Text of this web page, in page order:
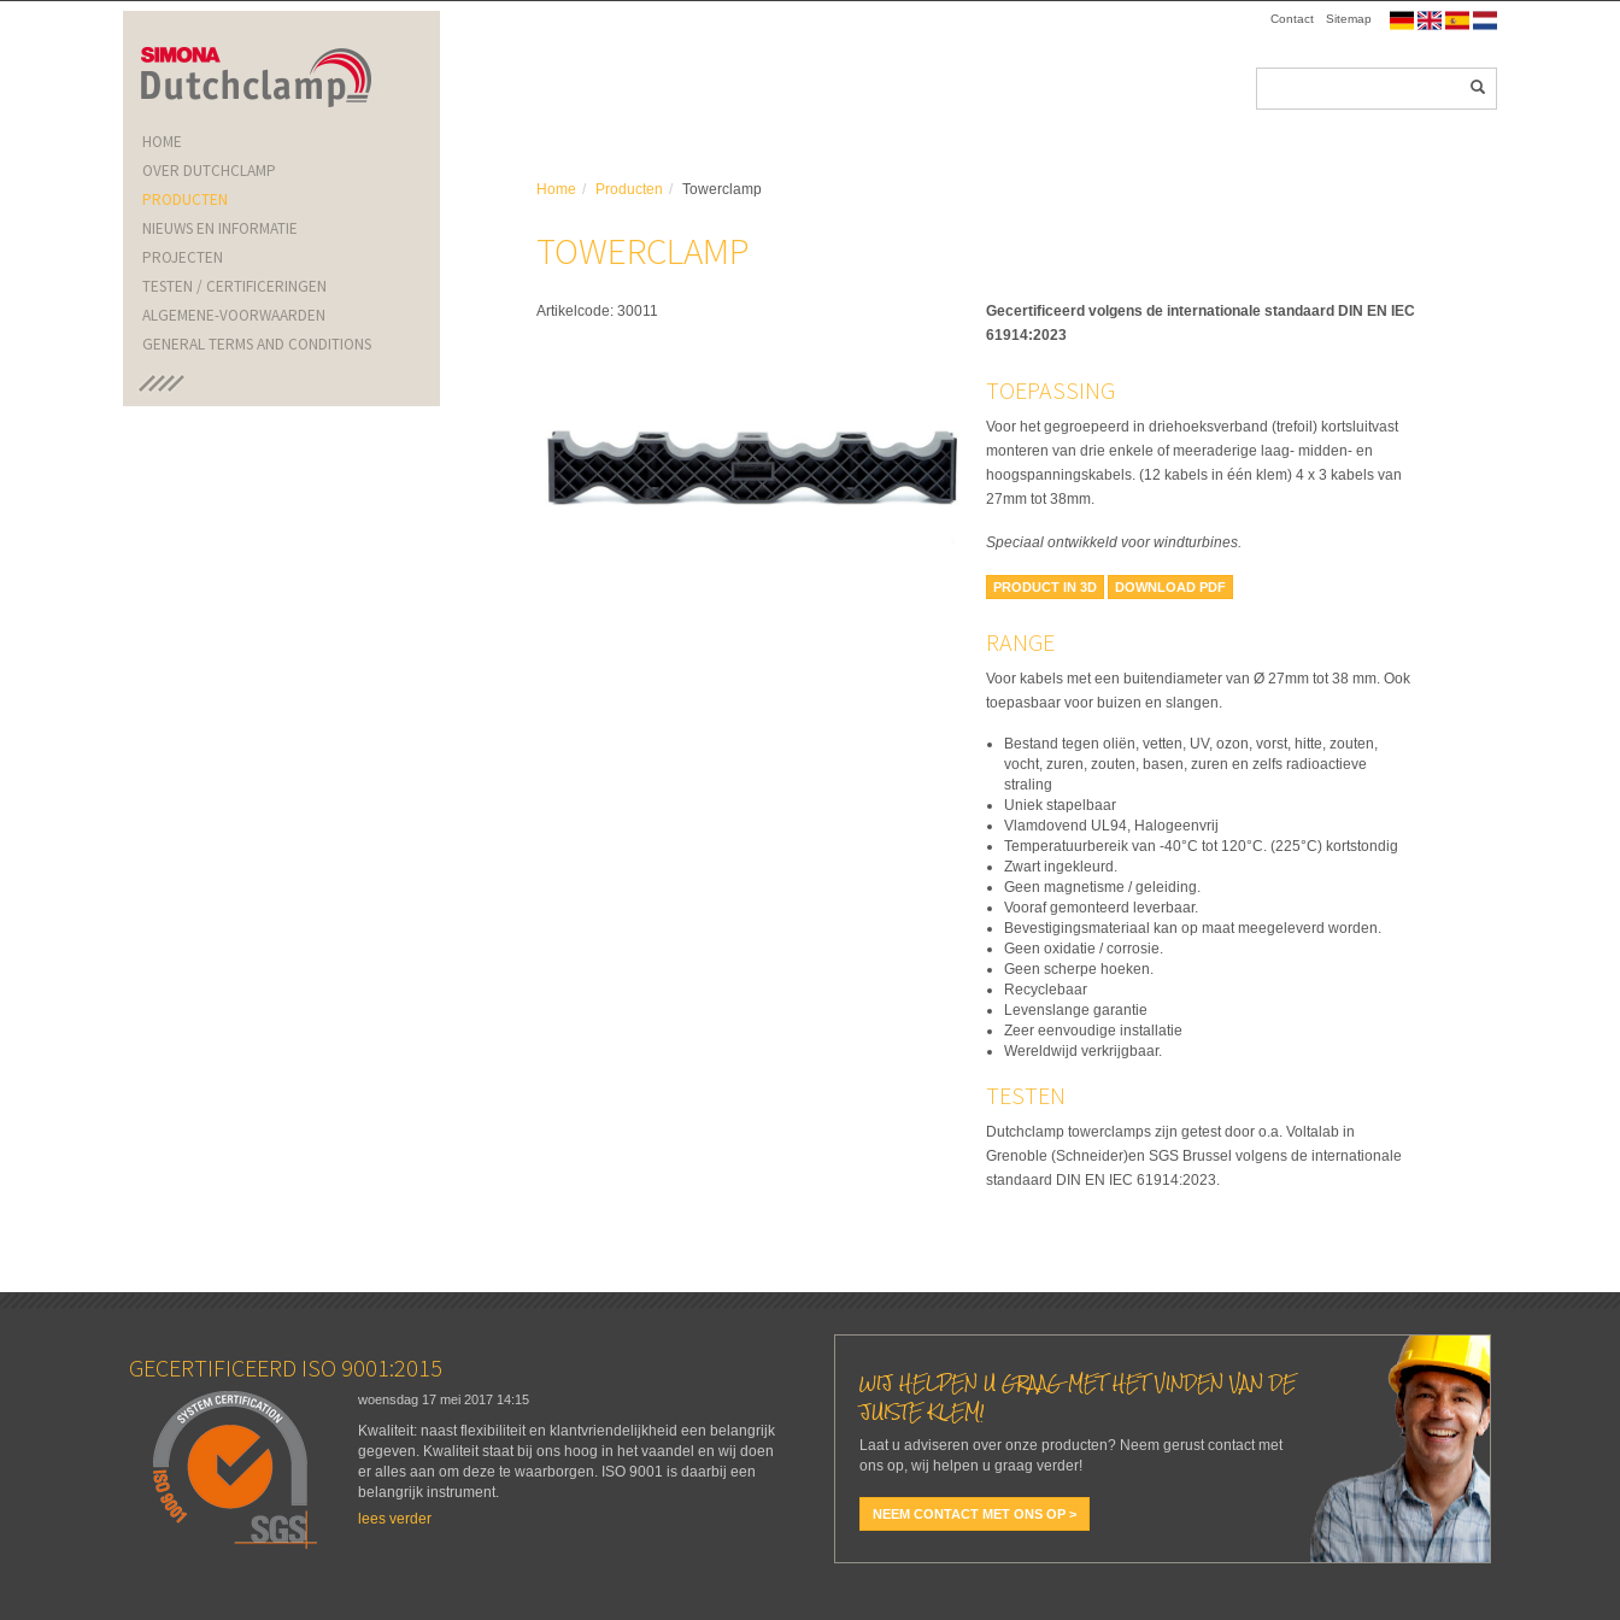
Sitemap
Contact
HOME
OVER DUTCHCLAMP
PRODUCTEN
NIEUWS EN INFORMATIE
PROJECTEN
TESTEN / CERTIFICERINGEN
ALGEMENE-VOORWAARDEN
GENERAL TERMS AND CONDITIONS
Home Producten Towerclamp
TOWERCLAMP
Artikelcode: 30011
Gecertificeerd volgens de internationale standaard DIN EN IEC
61914:2023
TOEPASSING
Voor het gegroepeerd in driehoeksverband (trefoil) kortsluitvast
monteren van drie enkele of meeraderige laag- midden- en
hoogspanningskabels. (12 kabels in één klem) 4 x 3 kabels van
27mm tot 38mm.
Speciaal ontwikkeld voor windturbines.
PRODUCT IN 3D DOWNLOAD PDF
RANGE
Voor kabels met een buitendiameter van Ø 27mm tot 38 mm. Ook
toepasbaar voor buizen en slangen.
Bestand tegen oliën, vetten, UV, ozon, vorst, hitte, zouten,
vocht, zuren, zouten, basen, zuren en zelfs radioactieve
straling
Uniek stapelbaar
Vlamdovend UL94, Halogeenvrij
Temperatuurbereik van -40°C tot 120°C. (225°C) kortstondig
Zwart ingekleurd.
Geen magnetisme / geleiding.
Vooraf gemonteerd leverbaar.
Bevestigingsmateriaal kan op maat meegeleverd worden.
Geen oxidatie / corrosie.
Geen scherpe hoeken.
Recyclebaar
Levenslange garantie
Zeer eenvoudige installatie
Wereldwijd verkrijgbaar.
TESTEN
Dutchclamp towerclamps zijn getest door o.a. Voltalab in
Grenoble (Schneider)en SGS Brussel volgens de internationale
standaard DIN EN IEC 61914:2023.
GECERTIFICEERD ISO 9001:2015
woensdag 17 mei 2017 14:15
Kwaliteit: naast flexibiliteit en klantvriendelijkheid een belangrijk
gegeven. Kwaliteit staat bij ons hoog in het vaandel en wij doen
er alles aan om deze te waarborgen. ISO 9001 is daarbij een
belangrijk instrument.
lees verder
WIJ HELPEN U GRAAG MET HET VINDEN VAN DE
JUISTE KLEM!
Laat u adviseren over onze producten? Neem gerust contact met
ons op, wij helpen u graag verder!
NEEM CONTACT MET ONS OP >